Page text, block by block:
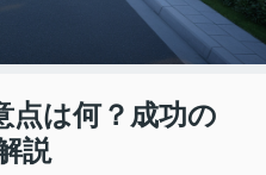
点は何？成功の
説